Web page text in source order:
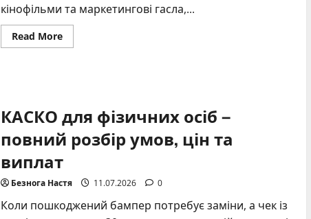
кінофільми та маркетингові гасла,...
Read MoreRead
more
чому
справжня
різниця
КАСКО для фізичних осіб –
повний розбір умов, цін та
виплат
Безнога Настя 11.07.2026 0
Коли пошкоджений бампер потребує заміни, а чек із